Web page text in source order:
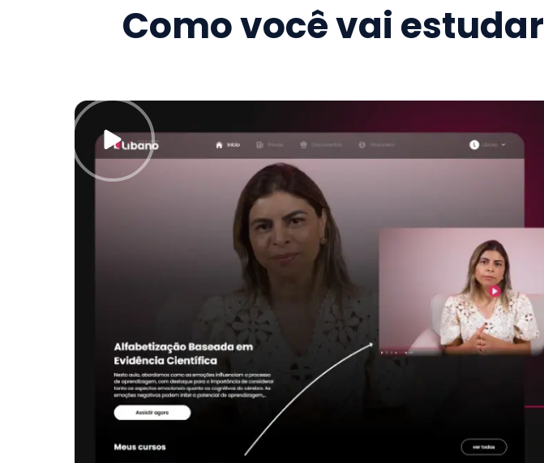
Como você vai estudar